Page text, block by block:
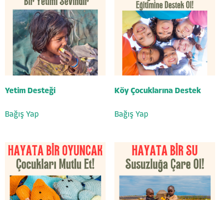
Yetim Desteği
Bağış Yap
Köy Çocuklarına Destek
Bağış Yap